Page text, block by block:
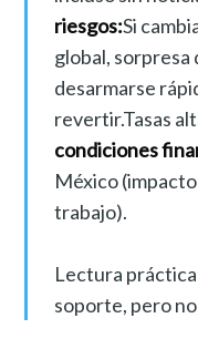
riesgos:Si
global, sorpresa
desarmarse
revertir.Tasas
condiciones
México
trabajo).
Lectura
soporte, pero no